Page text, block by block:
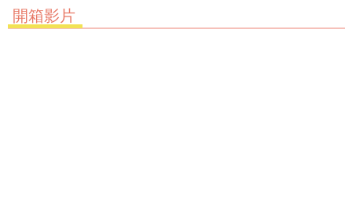
開箱影片